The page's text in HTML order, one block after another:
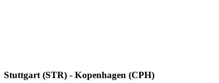
Stuttgart (STR) - Kopenhagen (CPH)